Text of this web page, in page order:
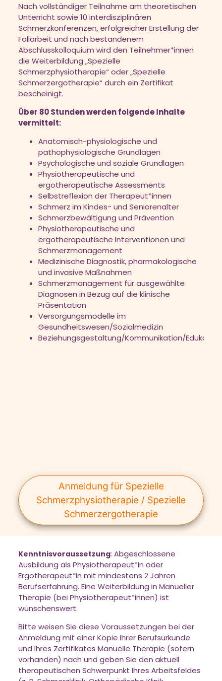
Nach vollständiger Teilnahme am theoretischen
Unterricht sowie 10 interdisziplinären
Schmerzkonferenzen, erfolgreicher Erstellung der
Fallarbeit und nach bestandenem
Abschlusskolloquium wird den Teilnehmer*innen
die Weiterbildung „Spezielle
Schmerzphysiotherapie“ oder „Spezielle
Schmerzergotherapie“ durch ein Zertifikat
bescheinigt.
Über 80 Stunden werden folgende Inhalte
vermittelt:
Anatomisch-physiologische und
pathophysiologische Grundlagen
Psychologische und soziale Grundlagen
Physiotherapeutische und
ergotherapeutische Assessments
Selbstreflexion der Therapeut*innen
Schmerz im Kindes- und Seniorenalter
Schmerzbewältigung und Prävention
Physiotherapeutische und
ergotherapeutische Interventionen und
Schmerzmanagement
Medizinische Diagnostik, pharmakologische
und invasive Maßnahmen
Schmerzmanagement für ausgewählte
Diagnosen in Bezug auf die klinische
Präsentation
Versorgungsmodelle im
Gesundheitswesen/Sozialmedizin
Beziehungsgestaltung/Kommunikation/
Anmeldung für Spezielle
Schmerzphysiotherapie / Spezielle
Schmerzergotherapie
Kenntnisvoraussetzung: Abgeschlossene
Ausbildung als Physiotherapeut*in oder
Ergotherapeut*in mit mindestens 2 Jahren
Berufserfahrung. Eine Weiterbildung in Manueller
Therapie (bei Physiotherapeut*innen) ist
wünschenswert.
Bitte weisen Sie diese Voraussetzungen bei der
Anmeldung mit einer Kopie Ihrer Berufsurkunde
und Ihres Zertifikates Manuelle Therapie (sofern
vorhanden) nach und geben Sie den aktuell
therapeutischen Schwerpunkt Ihres Arbeitsfeldes